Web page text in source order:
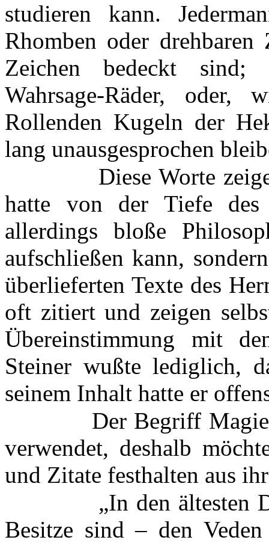
studieren kann.
Rhomben oder
Zeichen bedeckt sind;
Wahrsage-Räder,
Rollenden Kugeln der
lang unausgesprochen
Diese Worte
hatte von der Tiefe
allerdings bloße
aufschließen kann,
überlieferten Texte des
oft zitiert und zeigen
Übereinstimmung mit
Steiner wußte lediglich,
seinem Inhalt hatte er
Der Begriff
verwendet, deshalb
und Zitate festhalten aus
„In den ältesten
Besitze sind – den